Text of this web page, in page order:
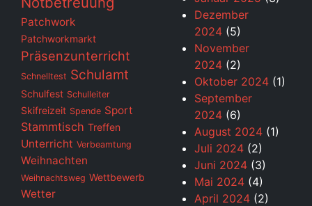
Patchwork
Patchworkmarkt
Präsenzunterricht
Schnelltest Schulamt
Schulfest Schulleiter
Skifreizeit Spende Sport
Stammtisch Treffen
Unterricht Verbeamtung
Weihnachten
Weihnachtsweg Wettbewerb
Wetter
Dezember
2024 (5)
November
2024 (2)
Oktober 2024 (1)
September
2024 (6)
August 2024 (1)
Juli 2024 (2)
Juni 2024 (3)
Mai 2024 (4)
April 2024 (2)